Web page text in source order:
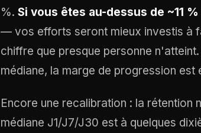
%. Si vous êtes au-dessus de ~11
— vos efforts seront mieux investis à
chiffre que presque personne
médiane, la marge de progression
Encore une recalibration : la rétention
médiane J1/J7/J30 est à quelques